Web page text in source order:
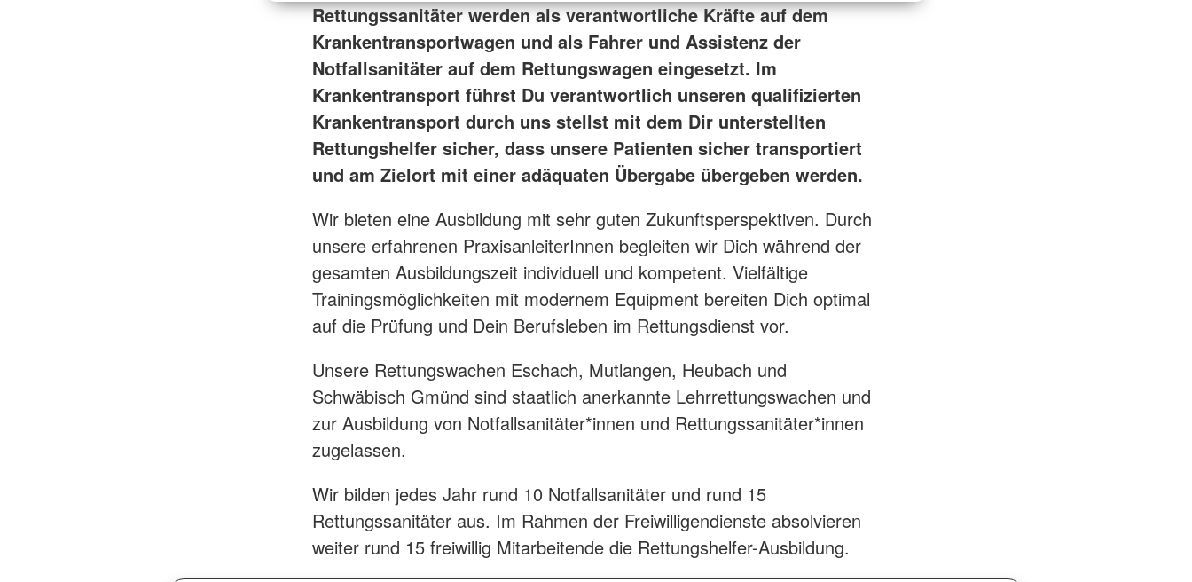
Rettungssanitäter werden als verantwortliche Kräfte auf dem
Krankentransportwagen und als Fahrer und Assistenz der
Notfallsanitäter auf dem Rettungswagen eingesetzt. Im
Krankentransport führst Du verantwortlich unseren qualifizierten
Krankentransport durch uns stellst mit dem Dir unterstellten
Rettungshelfer sicher, dass unsere Patienten sicher transportiert
und am Zielort mit einer adäquaten Übergabe übergeben werden.
Wir bieten eine Ausbildung mit sehr guten Zukunftsperspektiven. Durch
unsere erfahrenen PraxisanleiterInnen begleiten wir Dich während der
gesamten Ausbildungszeit individuell und kompetent. Vielfältige
Trainingsmöglichkeiten mit modernem Equipment bereiten Dich optimal
auf die Prüfung und Dein Berufsleben im Rettungsdienst vor.
Unsere Rettungswachen Eschach, Mutlangen, Heubach und
Schwäbisch Gmünd sind staatlich anerkannte Lehrrettungswachen und
zur Ausbildung von Notfallsanitäter*innen und Rettungssanitäter*innen
zugelassen.
Wir bilden jedes Jahr rund 10 Notfallsanitäter und rund 15
Rettungssanitäter aus. Im Rahmen der Freiwilligendienste absolvieren
weiter rund 15 freiwillig Mitarbeitende die Rettungshelfer-Ausbildung.